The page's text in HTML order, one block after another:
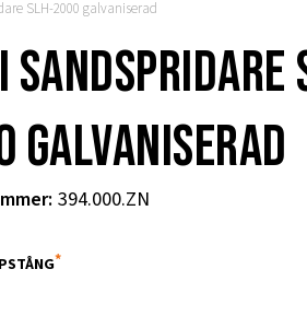
SLH-2000 galvaniserad
sandspridare
galvaniserad
: 394.000.ZN